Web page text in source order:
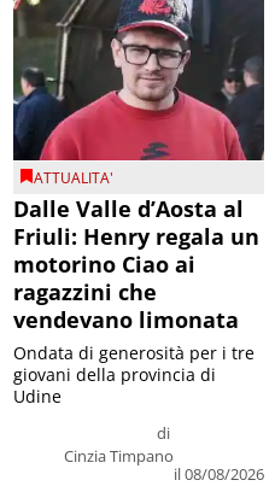
ATTUALITA'
Dalle Valle d’Aosta al
Friuli: Henry regala un
motorino Ciao ai
ragazzini che
vendevano limonata
di
Cinzia Timpano
il 08/08/2026
Ondata di generosità per i tre
giovani della provincia di
Udine